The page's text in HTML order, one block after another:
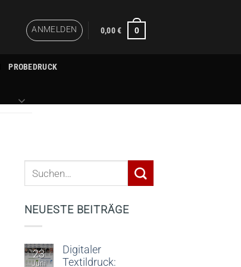
ANMELDEN 0,00€ 0
PROBEDRUCK
NEUESTE BEITRÄGE
23
Juni
Digitaler
Textildruck: